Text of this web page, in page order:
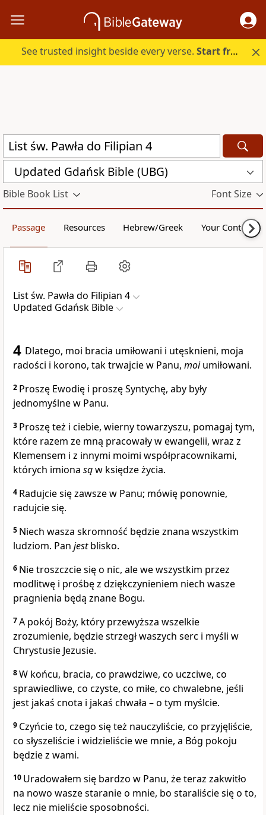
See trusted insight beside every verse.Start free.
Updated Gdańsk Bible (UBG)
Bible Book List Font Size
Passage Resources Hebrew/Greek Your Content
List św. Pawła do Filipian 4
Updated Gdańsk Bible
4 Dlatego, moi bracia umiłowani i utęsknieni, moja
radości i korono, tak trwajcie w Panu, moiumiłowani.
2 Proszę Ewodię i proszę Syntychę, aby były
jednomyślne w Panu.
3 Proszę też i ciebie, wierny towarzyszu, pomagaj tym,
które razem ze mną pracowały w ewangelii, wraz z
Klemensem i z innymi moimi współpracownikami,
których imiona sąw księdze życia.
4 Radujcie się zawsze w Panu; mówię ponownie,
radujcie się.
5 Niech wasza skromność będzie znana wszystkim
ludziom. Pan jestblisko.
6 Nie troszczcie się o nic, ale we wszystkim przez
modlitwę i prośbę z dziękczynieniem niech wasze
pragnienia będą znane Bogu.
7A pokój Boży, który przewyższa wszelkie
zrozumienie, będzie strzegł waszych serc i myśli w
Chrystusie Jezusie.
8W końcu, bracia, co prawdziwe, co uczciwe, co
sprawiedliwe, co czyste, co miłe, co chwalebne, jeśli
jest jakaś cnota i jakaś chwała – o tym myślcie.
9 Czyńcie to, czego się też nauczyliście, co przyjęliście,
co słyszeliście i widzieliście we mnie, a Bóg pokoju
będzie z wami.
10 Uradowałem się bardzo w Panu, że teraz zakwitło
na nowo wasze staranie o mnie, bo staraliście się o to,
lecz nie mieliście sposobności.